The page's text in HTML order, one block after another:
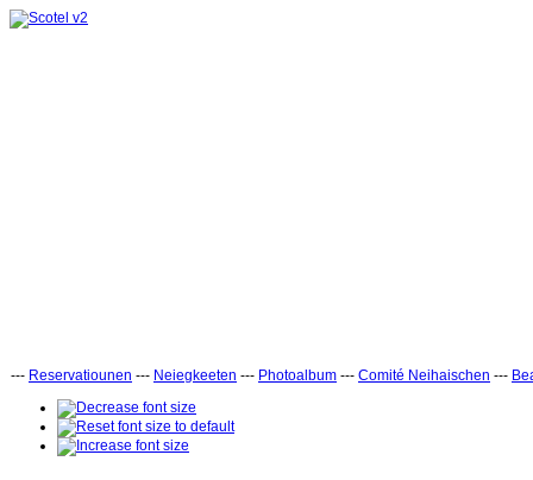
--- Reservatiounen --- Neiegkeeten --- Photoalbum --- Comité Neihaischen ---